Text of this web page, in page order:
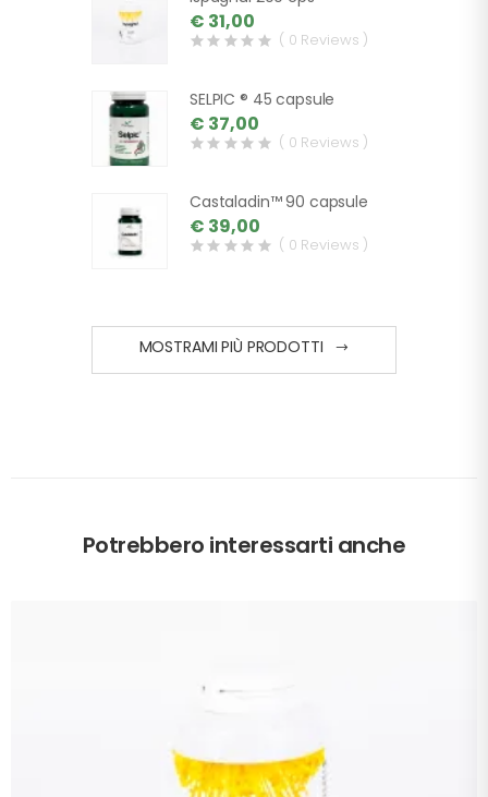
€ 31,00
( 0 Reviews )
SELPIC ® 45 capsule
€ 37,00
( 0 Reviews )
Castaladin™ 90 capsule
€ 39,00
( 0 Reviews )
MOSTRAMI PIÙ PRODOTTI
Potrebbero interessarti anche